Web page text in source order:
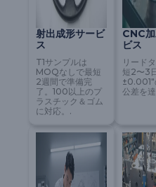
射出成形サービ
ス
T1サンプルは
MOQなしで最短
2週間で準備完
了。100以上のプ
ラスチック＆ゴム
に対応。.
CNC
ビス
リード
短2〜3
±0.001″
公差を